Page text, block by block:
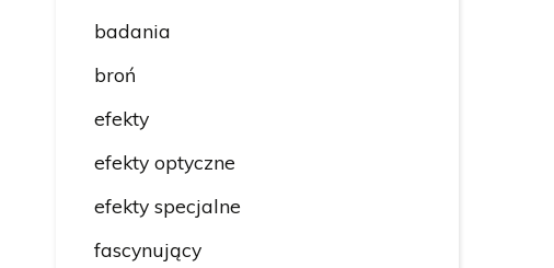
badania
broń
efekty
efekty optyczne
efekty specjalne
fascynujący